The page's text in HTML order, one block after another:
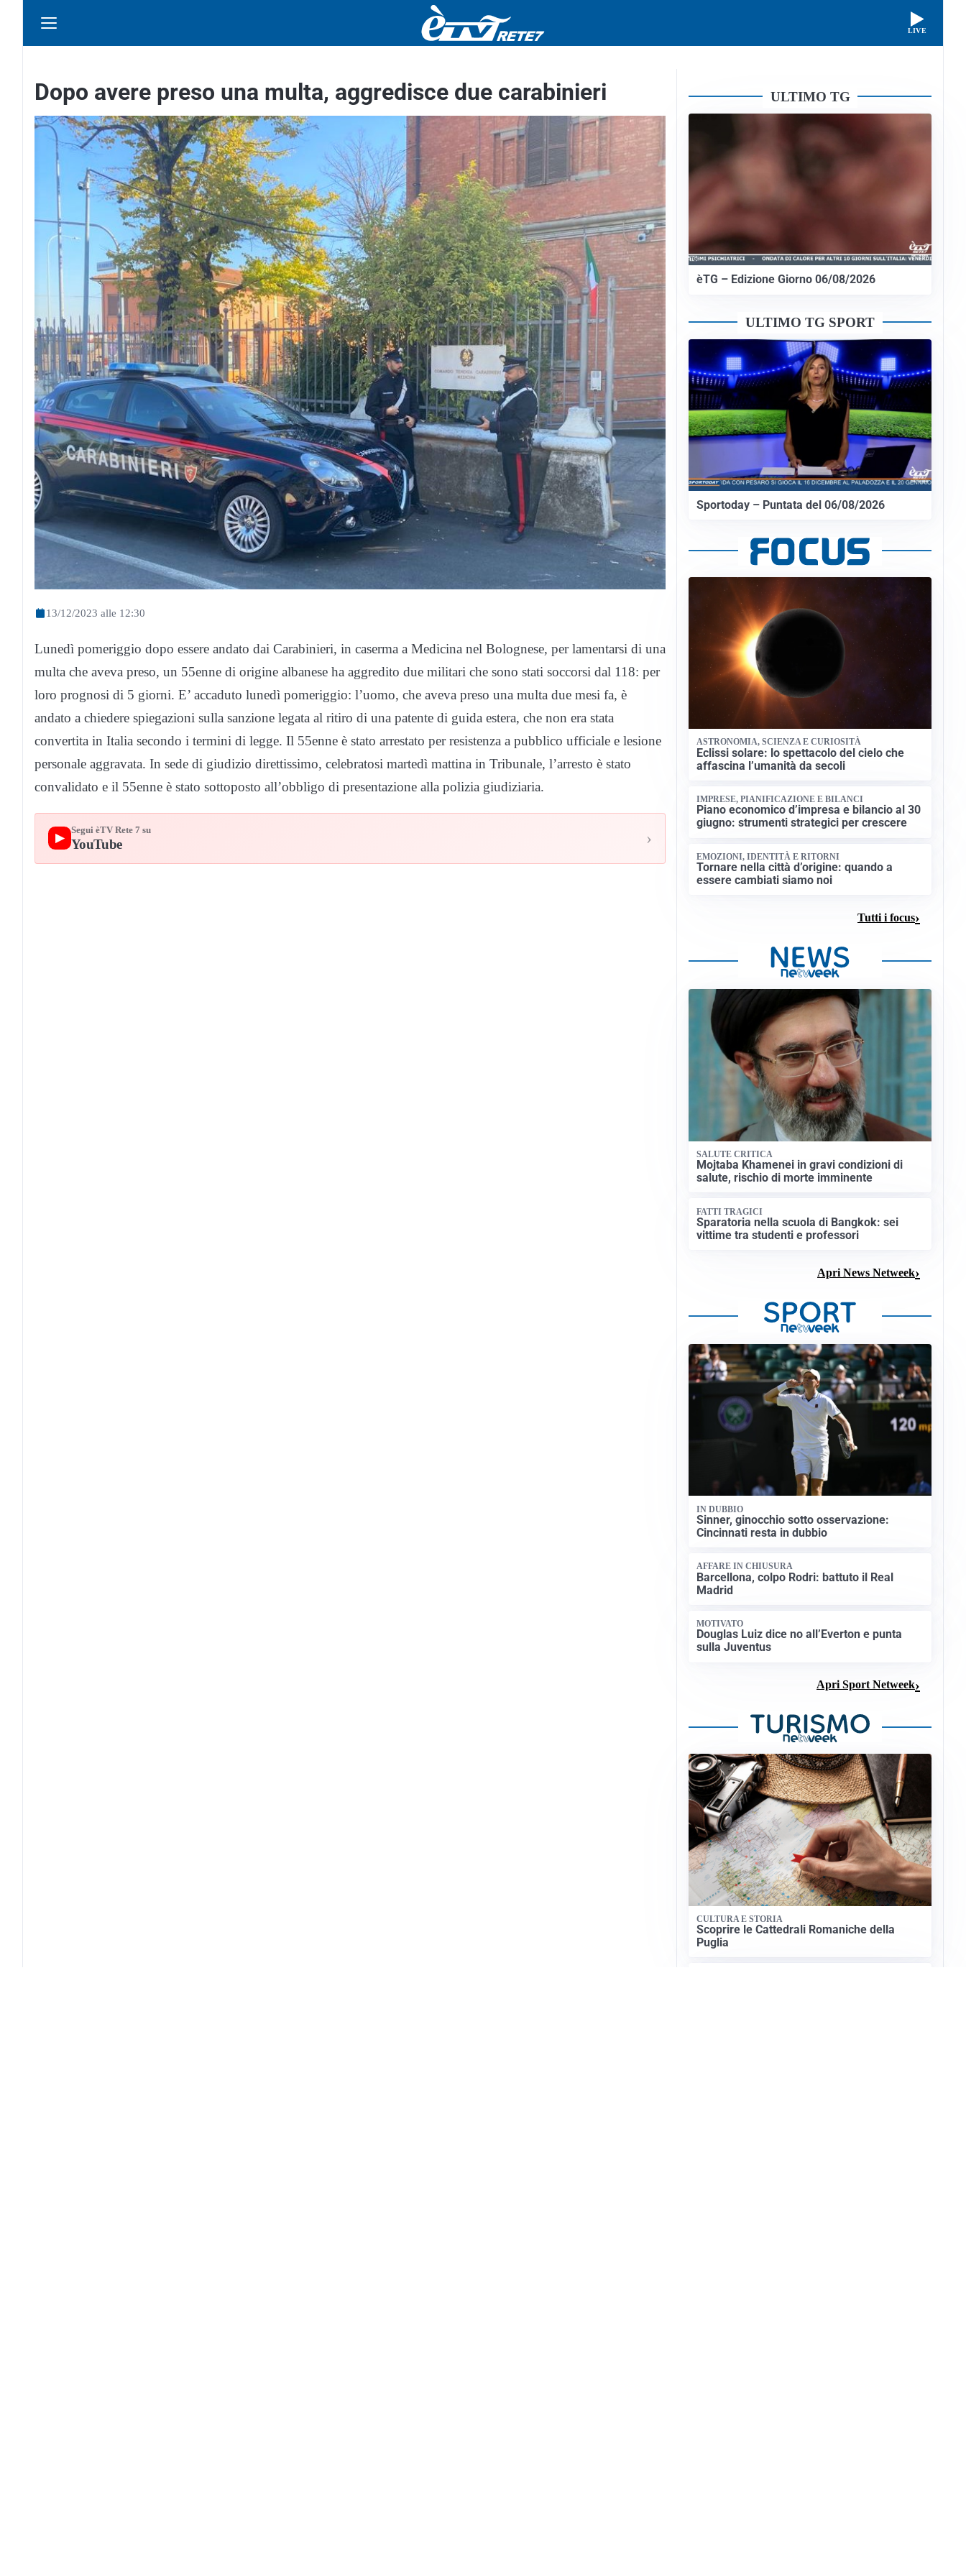
LIVE
Dopo avere preso una multa, aggredisce due carabinieri
13/12/2023 alle 12:30
Lunedì pomeriggio dopo essere andato dai Carabinieri, in caserma a Medicina nel Bolognese, per lamentarsi di una
multa che aveva preso, un 55enne di origine albanese ha aggredito due militari che sono stati soccorsi dal 118: per
loro prognosi di 5 giorni. E’ accaduto lunedì pomeriggio: l’uomo, che aveva preso una multa due mesi fa, è
andato a chiedere spiegazioni sulla sanzione legata al ritiro di una patente di guida estera, che non era stata
convertita in Italia secondo i termini di legge. Il 55enne è stato arrestato per resistenza a pubblico ufficiale e lesione
personale aggravata. In sede di giudizio direttissimo, celebratosi martedì mattina in Tribunale, l’arresto è stato
convalidato e il 55enne è stato sottoposto all’obbligo di presentazione alla polizia giudiziaria.
▶
Segui èTV Rete 7 su
YouTube ›
ULTIMO TG
èTG – Edizione Giorno 06/08/2026
ULTIMO TG SPORT
Sportoday – Puntata del 06/08/2026
ASTRONOMIA, SCIENZA E CURIOSITÀ
Eclissi solare: lo spettacolo del cielo che
affascina l’umanità da secoli
IMPRESE, PIANIFICAZIONE E BILANCI
Piano economico d’impresa e bilancio al 30
giugno: strumenti strategici per crescere
EMOZIONI, IDENTITÀ E RITORNI
Tornare nella città d’origine: quando a
essere cambiati siamo noi
Tutti i focus
SALUTE CRITICA
Mojtaba Khamenei in gravi condizioni di
salute, rischio di morte imminente
FATTI TRAGICI
Sparatoria nella scuola di Bangkok: sei
vittime tra studenti e professori
Apri News Netweek
IN DUBBIO
Sinner, ginocchio sotto osservazione:
Cincinnati resta in dubbio
AFFARE IN CHIUSURA
Barcellona, colpo Rodri: battuto il Real
Madrid
MOTIVATO
Douglas Luiz dice no all’Everton e punta
sulla Juventus
Apri Sport Netweek
CULTURA E STORIA
Scoprire le Cattedrali Romaniche della
Puglia